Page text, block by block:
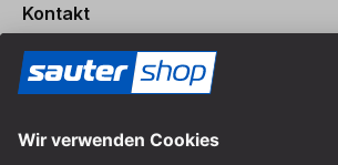
Kontakt
+49 (0) 8152 92898-80
Service-Hotline